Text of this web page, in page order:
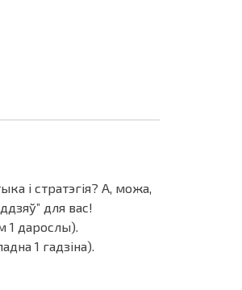
і стратэгія? А, можа,
для вас!
1 дарослы).
1 гадзіна).